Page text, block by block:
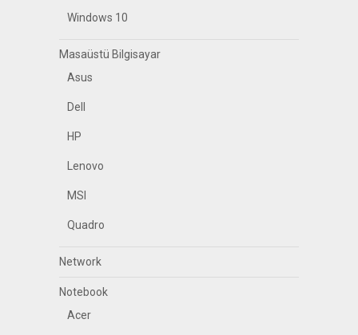
Windows 10
Masaüstü Bilgisayar
Asus
Dell
HP
Lenovo
MSI
Quadro
Network
Notebook
Acer